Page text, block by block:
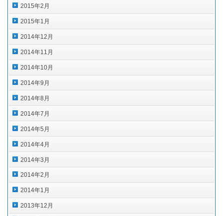
2015年2月
2015年1月
2014年12月
2014年11月
2014年10月
2014年9月
2014年8月
2014年7月
2014年5月
2014年4月
2014年3月
2014年2月
2014年1月
2013年12月